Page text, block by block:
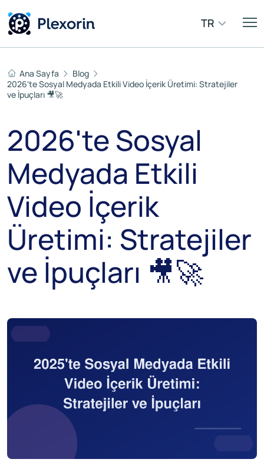
TR
Ana Sayfa
Blog
2026'te Sosyal Medyada Etkili Video İçerik Üretimi: Stratejiler
ve İpuçları 🎥🚀
2026'te Sosyal
Medyada Etkili
Video İçerik
Üretimi: Stratejiler
ve İpuçları 🎥🚀